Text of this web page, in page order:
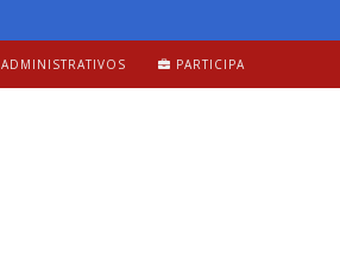
ADMINISTRATIVOS PARTICIPA